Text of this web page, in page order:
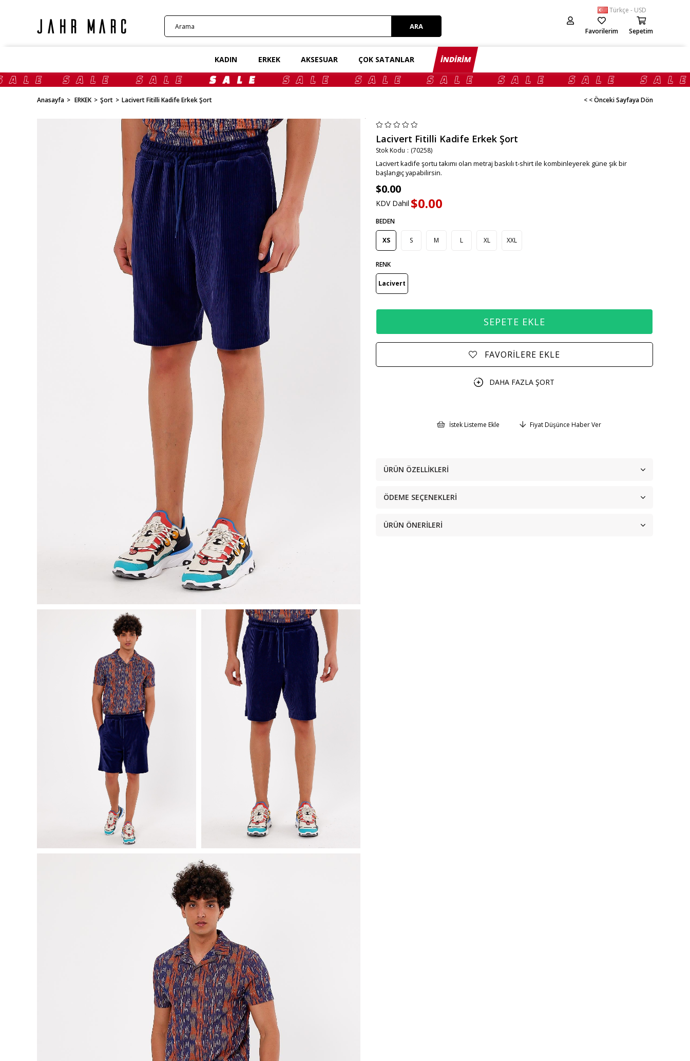
Türkçe - USD
Sepetim
Favorilerim
KADIN ERKEK AKSESUAR ÇOK SATANLAR İNDİRİM
Anasayfa ERKEK Şort Lacivert Fitilli Kadife Erkek Şort < < Önceki Sayfaya Dön
Lacivert Fitilli Kadife Erkek Şort
Stok Kodu (70258)
Lacivert kadife şortu takımı olan metraj baskılı t-shirt ile kombinleyerek güne şık bir
başlangıç yapabilirsin.
$0.00
KDV Dahil $0.00
BEDEN
XS S M L XL XXL
RENK
Lacivert
FAVORILERE EKLE
DAHA FAZLAŞORT
İstek Listeme Ekle Fiyat Düşünce Haber Ver
ÜRÜN ÖZELLIKLERI
ÖDEME SEÇENEKLERI
ÜRÜN ÖNERILERI